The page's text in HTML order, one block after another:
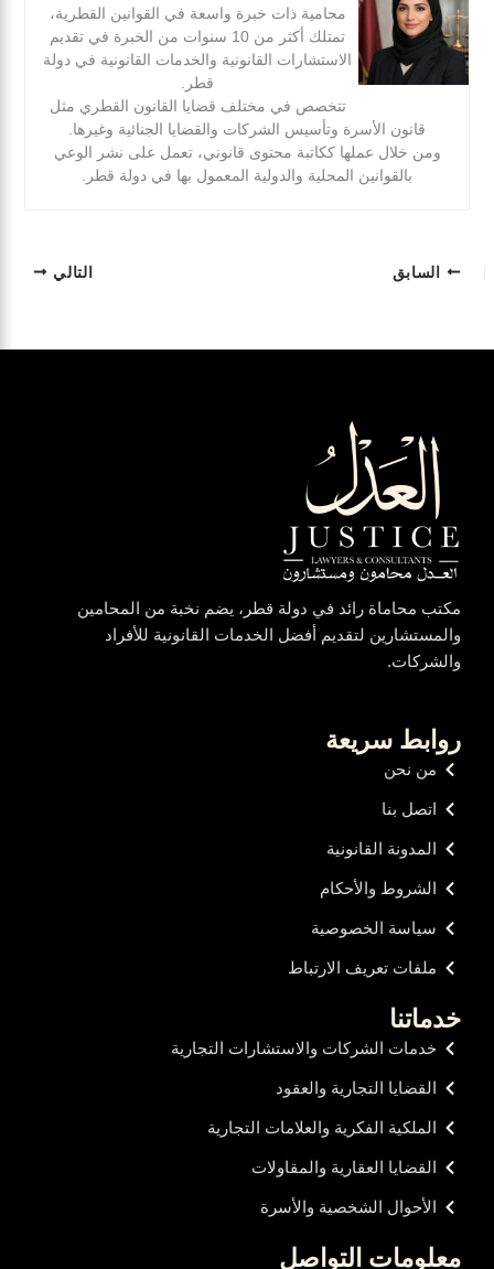
محامية ذات خبرة واسعة في القوانين القطرية،
تمتلك أكثر من 10 سنوات من الخبرة في تقديم
الاستشارات القانونية والخدمات القانونية في دولة
قطر.
تتخصص في مختلف قضايا القانون القطري مثل
قانون الأسرة وتأسيس الشركات والقضايا الجنائية وغيرها.
ومن خلال عملها ككاتبة محتوى قانوني، تعمل على نشر الوعي
بالقوانين المحلية والدولية المعمول بها في دولة قطر.
السابق التالي
مكتب محاماة رائد في دولة قطر، يضم نخبة من المحامين
والمستشارين لتقديم أفضل الخدمات القانونية للأفراد
والشركات.
روابط سريعة
من نحن
اتصل بنا
المدونة القانونية
الشروط والأحكام
سياسة الخصوصية
ملفات تعريف الارتباط
خدماتنا
خدمات الشركات والاستشارات التجارية
القضايا التجارية والعقود
الملكية الفكرية والعلامات التجارية
القضايا العقارية والمقاولات
الأحوال الشخصية والأسرة
معلومات التواصل